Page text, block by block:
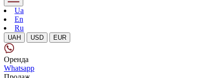
Ua
En
Ru
UAH USD EUR
Оренда
Whatsapp